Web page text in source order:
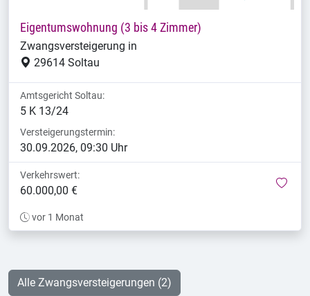
Eigentumswohnung (3 bis 4 Zimmer)
Zwangsversteigerung in
29614 Soltau
Amtsgericht Soltau:
5 K 13/24
Versteigerungstermin:
30.09.2026, 09:30 Uhr
Verkehrswert:
60.000,00 €
vor 1 Monat
Alle Zwangsversteigerungen (2)